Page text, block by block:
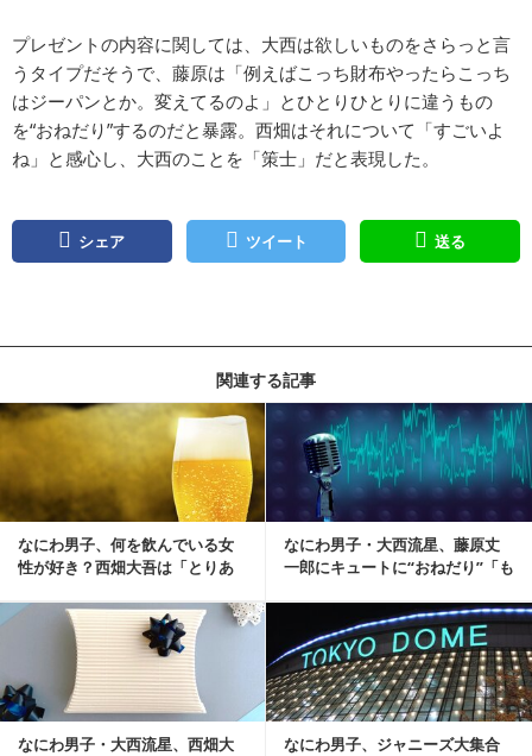
プレゼントの内容に関しては、大西は欲しいものをさらっと言
うタイプだそうで、藤原は「例えばこっち財布やったらこっち
はジーパンとか。変えてるのよ」とひとりひとりに違うもの
を“おねだり”するのだと暴露。西畑はそれについて「すごいよ
ね」と感心し、大西のことを「策士」だと表現した。
シェア ツイート 送る
関連する記事
なにわ男子、何を飲んでいる女
性が好き？西畑大吾は「とりあ
なにわ男子・大西流星、藤原丈
一郎にキュートに“おねだり”「も
記事を読む
なにわ男子・大西流星、西畑大 なにわ男子、ジャニーズ大集合
記事を読む